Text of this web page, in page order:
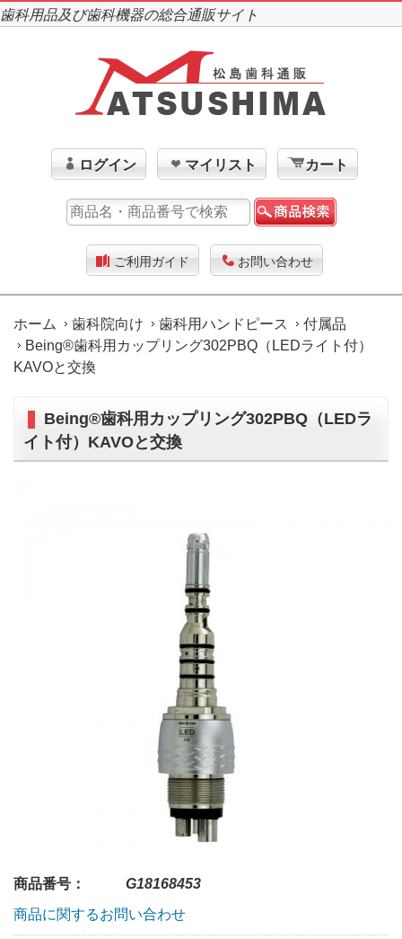
歯科用品及び歯科機器の総合通販サイト
ログイン マイリスト カート
ご利用ガイド お問い合わせ
ホーム 歯科院向け 歯科用ハンドピース
付属品
Being®歯科用カップリング302PBQ（LEDライト付）
KAVOと交換
Being®歯科用カップリング302PBQ（LEDラ
イト付）KAVOと交換
商品番号：
G18168453
商品に関するお問い合わせ